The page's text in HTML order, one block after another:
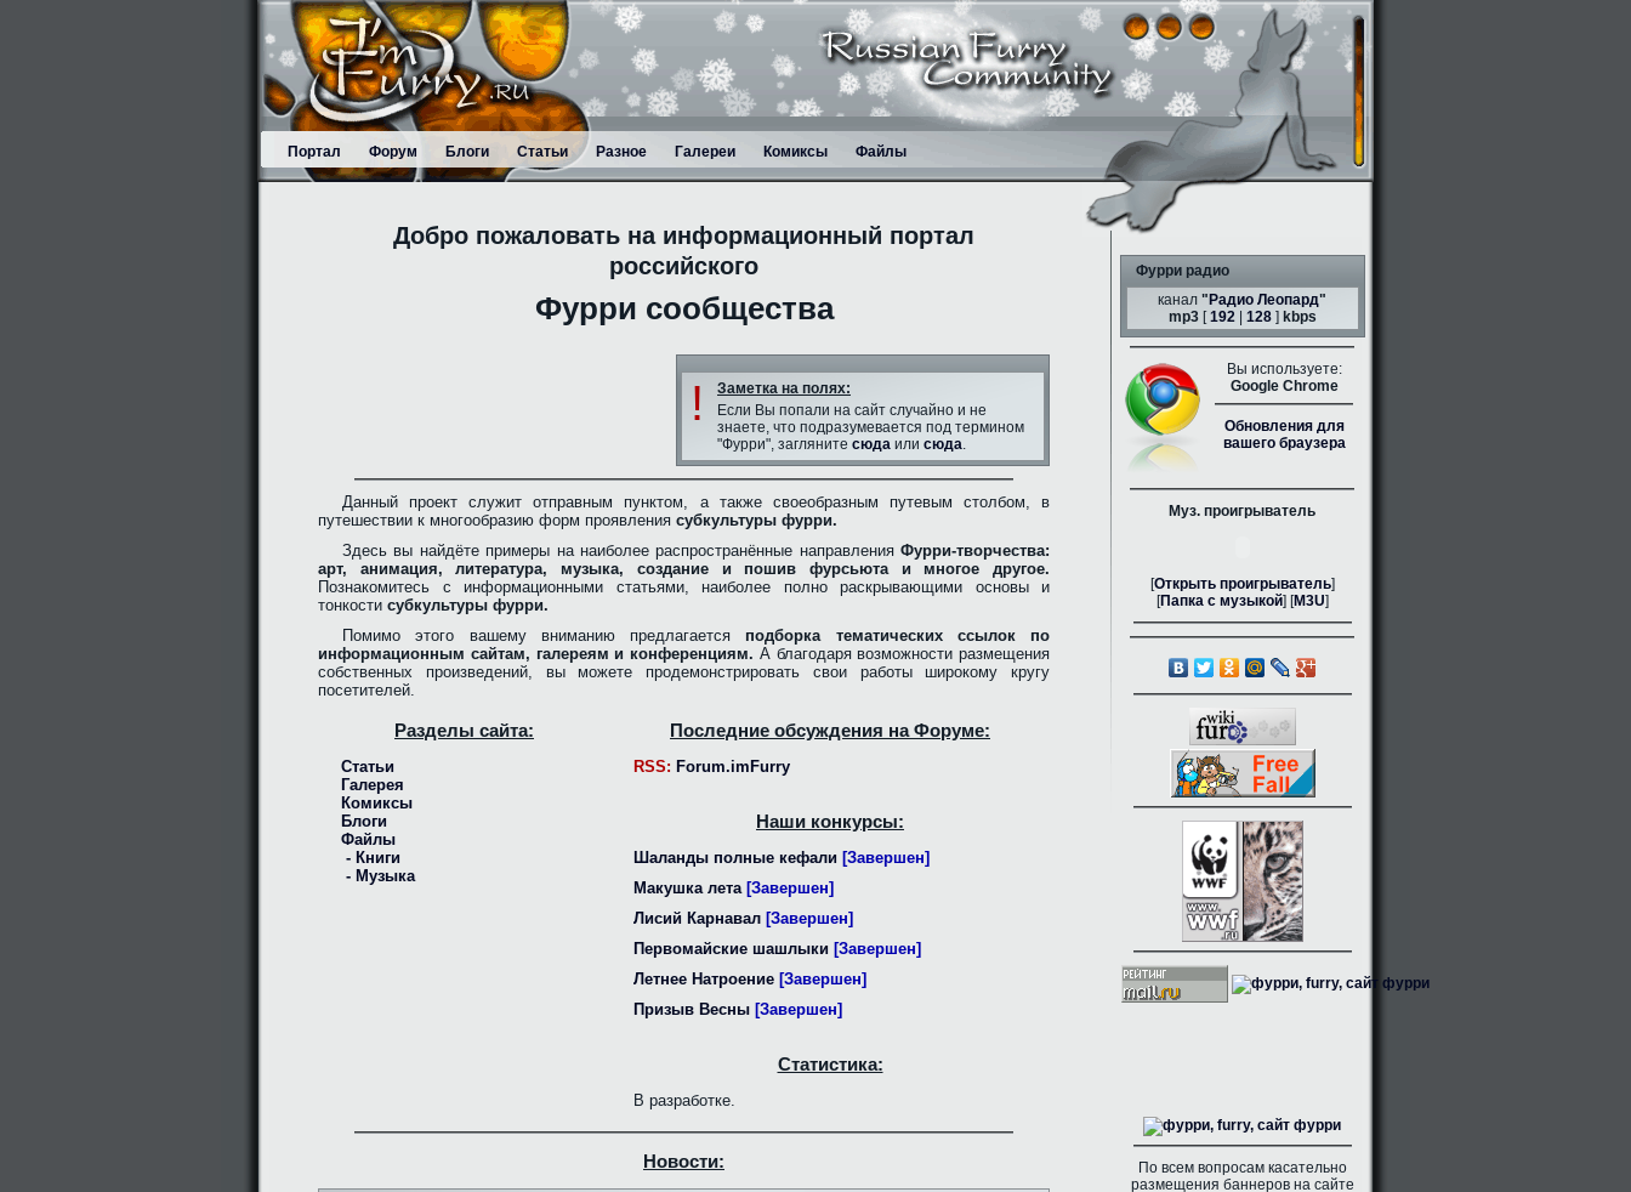
Портал Форум Блоги Статьи Разное Галереи Комиксы Файлы
Добро пожаловать на информационный портал
российского
Фурри сообщества
!
Заметка на полях:
Если Вы попали на сайт случайно и не
знаете, что подразумевается под термином
"Фурри", загляните сюда или сюда.
Данный проект служит отправным пунктом, а также своеобразным путевым столбом, в
путешествии к многообразию форм проявления субкультуры фурри.
Здесь вы найдёте примеры на наиболее распространённые направления Фурри-творчества:
арт, анимация, литература, музыка, создание и пошив фурсьюта и многое другое.
Познакомитесь с информационными статьями, наиболее полно раскрывающими основы и
тонкости субкультуры фурри.
Помимо этого вашему вниманию предлагается подборка тематических ссылок по
информационным сайтам, галереям и конференциям. А благодаря возможности размещения
собственных произведений, вы можете продемонстрировать свои работы широкому кругу
посетителей.
Разделы сайта:
Статьи
Галерея
Комиксы
Блоги
Файлы
- Книги
- Музыка
Последние обсуждения на Форуме:
RSS: Forum.imFurry
Наши конкурсы:
Шаланды полные кефали [Завершен]
Макушка лета [Завершен]
Лисий Карнавал [Завершен]
Первомайские шашлыки [Завершен]
Летнее Натроение [Завершен]
Призыв Весны [Завершен]
Статистика:
В разработке.
Новости:
Фурри радио
канал " Радио Леопард"
mp3[192| 128] kbps
Вы используете:
Google Chrome
Обновления для
вашего браузера
Муз. проигрыватель
[Открыть проигрыватель]
[Папка с музыкой] [M3U]
По всем вопросам касательно
размещения баннеров на сайте